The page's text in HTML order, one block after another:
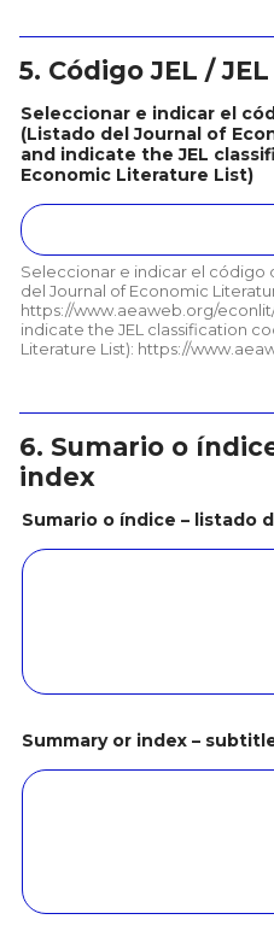
5. Código JEL /
Seleccionar e indicar el
(Listado del Journal of
and indicate the JEL
Economic Literature List)
Seleccionar e indicar el código
del Journal of Economic
https://www.aeaweb.org/
indicate the JEL classification
Literature List): https://
6. Sumario o
index
Sumario o índice – listado
Summary or index –